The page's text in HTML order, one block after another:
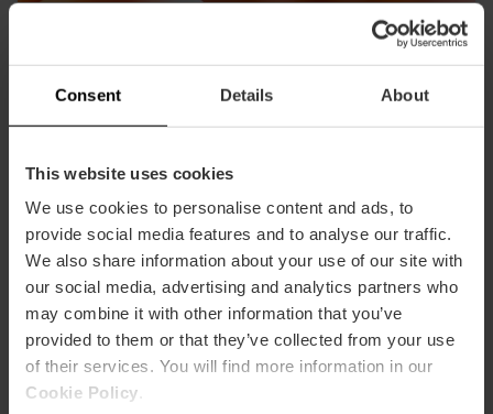
Consent Details About
This website uses cookies
We use cookies to personalise content and ads, to
provide social media features and to analyse our traffic.
We also share information about your use of our site with
our social media, advertising and analytics partners who
may combine it with other information that you’ve
provided to them or that they’ve collected from your use
of their services. You will find more information in our
Cookie Policy
Valencia Tourist Card 24, 48 of 72 uur
4.9 - 1, 951 beoordelingen
Vanaf17,00 € 15,30 €